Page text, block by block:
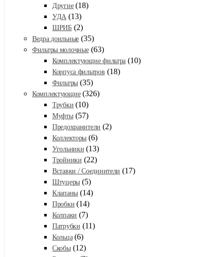
Другие (18)
УДА (13)
ШРИБ (2)
Ведра доильные (35)
Фильтры молочные (63)
Комплектующие фильтра (10)
Корпуса фильтров (18)
Фильтры (35)
Комплектующие (326)
Трубки (10)
Муфты (57)
Предохранители (2)
Коллекторы (6)
Угольники (13)
Тройники (22)
Вставки / Соединители (17)
Штуцеры (5)
Клапаны (14)
Пробки (14)
Колпаки (7)
Патрубки (11)
Кольца (6)
Скобы (12)